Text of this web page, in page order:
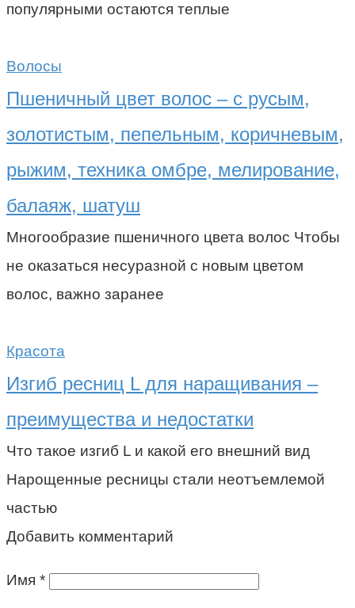
популярными остаются теплые
Волосы
Пшеничный цвет волос – с русым,
золотистым, пепельным, коричневым,
рыжим, техника омбре, мелирование,
балаяж, шатуш
Многообразие пшеничного цвета волос Чтобы
не оказаться несуразной с новым цветом
волос, важно заранее
Красота
Изгиб ресниц L для наращивания –
преимущества и недостатки
Что такое изгиб L и какой его внешний вид
Нарощенные ресницы стали неотъемлемой
частью
Добавить комментарий
Имя *